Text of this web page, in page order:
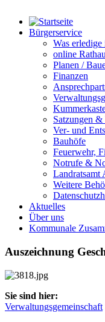
Bürgerservice
Was
online
Planen /
Finanzen
Satzungen
Ver- und
Bauhöfe
Feuerwehr,
Notrufe &
Landratsamt
Weitere
Aktuelles
Über uns
Kommunale
Auszeichnung
Sie sind hier:
Verwaltungsgemeinschaft